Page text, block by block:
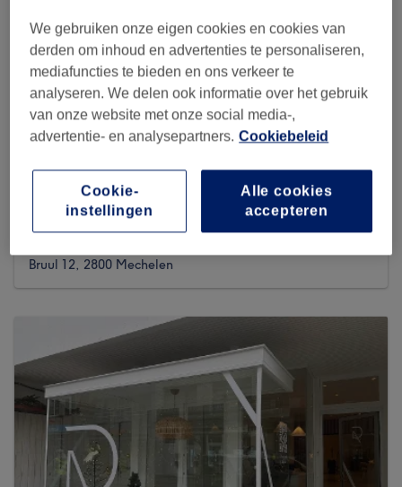
Yves Rocher (Mechelen)
437 reviews
Bruul 12, 2800 Mechelen
We gebruiken onze eigen cookies en cookies van
derden om inhoud en advertenties te personaliseren,
mediafuncties te bieden en ons verkeer te
analyseren. We delen ook informatie over het gebruik
van onze website met onze social media-,
advertentie- en analysepartners. Cookiebeleid
Alle cookies
accepteren
Cookie-
instellingen